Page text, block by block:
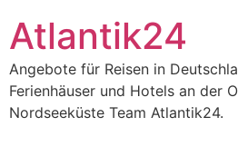
Inhalt
springen
Atlantik24
Angebote für Reisen in
Ferienhäuser und Hotels an der
Nordseeküste Team Atlantik24.